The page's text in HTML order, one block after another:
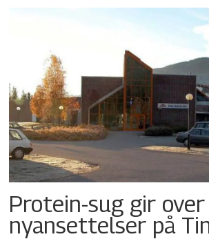
Protein-sug gir
nyansettelser på